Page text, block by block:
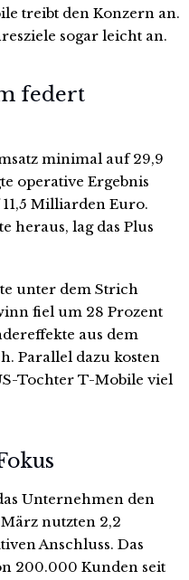
treibt den Konzern an.
sogar leicht an.
federt
minimal auf 29,9
operative Ergebnis
Milliarden Euro.
heraus, lag das Plus
unter dem Strich
fiel um 28 Prozent
aus dem
Parallel dazu kosten
Tochter T-Mobile viel
Unternehmen den
nutzten 2,2
Anschluss. Das
200.000 Kunden seit